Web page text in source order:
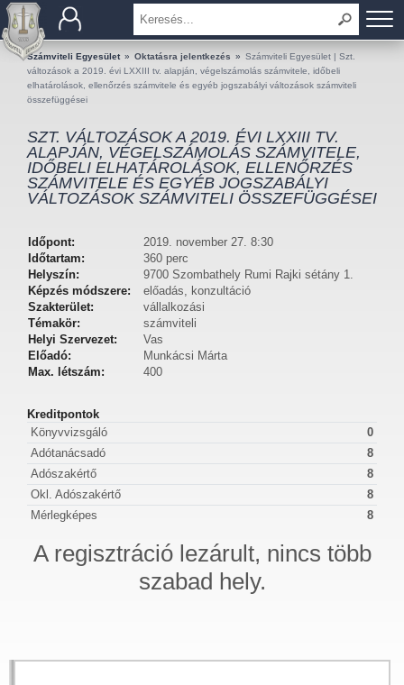
BEMUTATKOZÁS
TAGOK
OKTATÁS
KÉRDÉSEK ÉS VÁLASZOK
KIADVÁNYOK
KAPCSOLAT
Számviteli Egyesület » Oktatásra jelentkezés » Számviteli Egyesület | Szt.
változások a 2019. évi LXXIII tv. alapján, végelszámolás számvitele, időbeli
elhatárolások, ellenőrzés számvitele és egyéb jogszabályi változások számviteli
összefüggései
SZT. VÁLTOZÁSOK A 2019. ÉVI LXXIII TV.
ALAPJÁN, VÉGELSZÁMOLÁS SZÁMVITELE,
IDŐBELI ELHATÁROLÁSOK, ELLENŐRZÉS
SZÁMVITELE ÉS EGYÉB JOGSZABÁLYI
VÁLTOZÁSOK SZÁMVITELI ÖSSZEFÜGGÉSEI
Időpont:
2019. november 27. 8:30
Időtartam:
360 perc
Helyszín:
9700 Szombathely Rumi Rajki sétány 1.
Képzés módszere:
előadás, konzultáció
Szakterület:
vállalkozási
Témakör:
számviteli
Helyi Szervezet:
Vas
Előadó:
Munkácsi Márta
Max. létszám:
400
Kreditpontok
Könyvvizsgáló
0
Adótanácsadó
8
Adószakértő
8
Okl. Adószakértő
8
Mérlegképes
8
A regisztráció lezárult, nincs több
szabad hely.